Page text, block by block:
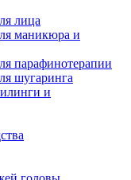
лица
маникюра и
парафинотерапии
шугаринга
и